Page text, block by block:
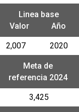
Linea base
Valor Año
2,007 2020
Meta de
referencia 2024
3,425